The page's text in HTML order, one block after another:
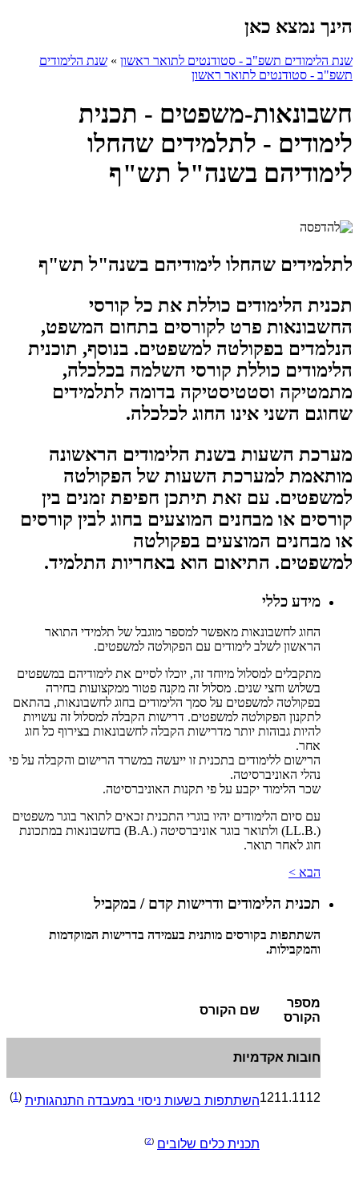
הינך נמצא כאן
שנת הלימודים תשפ"ב - סטודנטים לתואר ראשון » שנת הלימודים
תשפ"ב - סטודנטים לתואר ראשון
חשבונאות-משפטים - תכנית
לימודים - לתלמידים שהחלו
לימודיהם בשנה"ל תש"ף
לתלמידים שהחלו לימודיהם בשנה"ל תש"ף
תכנית הלימודים כוללת את כל קורסי
החשבונאות פרט לקורסים בתחום המשפט,
הנלמדים בפקולטה למשפטים. בנוסף, תוכנית
הלימודים כוללת קורסי השלמה בכלכלה,
מתמטיקה וסטטיסטיקה בדומה לתלמידים
שחוגם השני אינו החוג לכלכלה.
מערכת השעות בשנת הלימודים הראשונה
מותאמת למערכת השעות של הפקולטה
למשפטים. עם זאת תיתכן חפיפת זמנים בין
קורסים או מבחנים המוצעים בחוג לבין קורסים
או מבחנים המוצעים בפקולטה
למשפטים. התיאום הוא באחריות התלמיד.
מידע כללי
החוג לחשבונאות מאפשר למספר מוגבל של תלמידי התואר
הראשון לשלב לימודים עם הפקולטה למשפטים.
מתקבלים למסלול מיוחד זה, יוכלו לסיים את לימודיהם במשפטים
בשלוש וחצי שנים. מסלול זה מקנה פטור ממקצועות בחירה
בפקולטה למשפטים על סמך הלימודים בחוג לחשבונאות, בהתאם
לתקנון הפקולטה למשפטים. דרישות הקבלה למסלול זה עשויות
להיות גבוהות יותר מדרישות הקבלה לחשבונאות בצירוף כל חוג
אחר.
הרישום ללימודים בתכנית זו ייעשה במשרד הרישום והקבלה על פי
נהלי האוניברסיטה.
שכר הלימוד יקבע על פי תקנות האוניברסיטה.
עם סיום הלימודים יהיו בוגרי התכנית זכאים לתואר בוגר משפטים
(.LL.B) ולתואר בוגר אוניברסיטה (.B.A) בחשבונאות במתכונת
חוג לאחר תואר.
הבא >
תכנית הלימודים ודרישות קדם / במקביל
השתתפות בקורסים מותנית בעמידה בדרישות המוקדמות
והמקבילות.
מספר
הקורס
שם הקורס
חובות אקדמיות
1211.1112השתתפות בשעות ניסוי במעבדה התנהגותית (
1
)
תכנית כלים שלובים (
2
)